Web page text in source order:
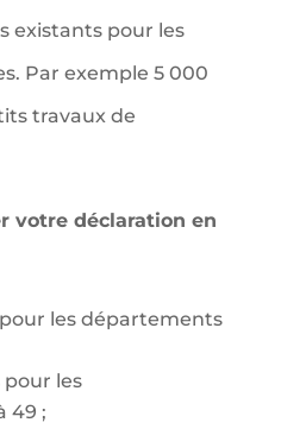
existants pour les
Par exemple 5 000
travaux de
votre déclaration en
les départements
pour les
49 ;